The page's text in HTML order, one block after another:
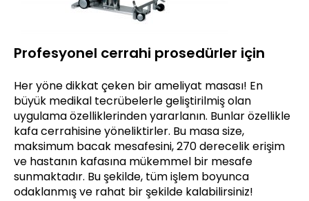
Profesyonel cerrahi prosedürler için
Her yöne dikkat çeken bir ameliyat masası! En
büyük medikal tecrübelerle geliştirilmiş olan
uygulama özelliklerinden yararlanın. Bunlar özellikle
kafa cerrahisine yöneliktirler. Bu masa size,
maksimum bacak mesafesini, 270 derecelik erişim
ve hastanın kafasına mükemmel bir mesafe
sunmaktadır. Bu şekilde, tüm işlem boyunca
odaklanmış ve rahat bir şekilde kalabilirsiniz!